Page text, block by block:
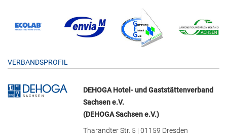
VERBANDSPROFIL
DEHOGA Hotel- und Gaststättenverband
Sachsen e.V.
(DEHOGA Sachsen e.V.)
Tharandter Str. 5 | 01159 Dresden